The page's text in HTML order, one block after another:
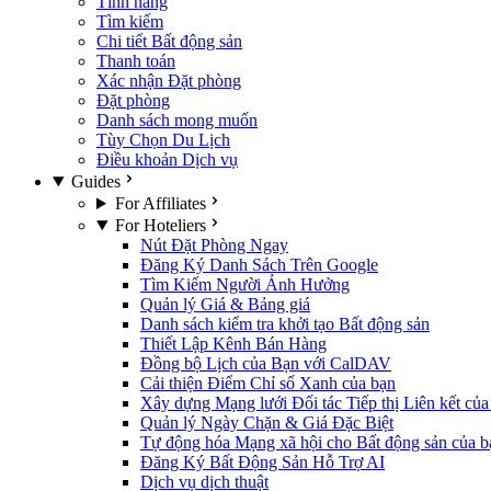
Tìm kiếm
Chi tiết Bất động sản
Thanh toán
Xác nhận Đặt phòng
Đặt phòng
Danh sách mong muốn
Tùy Chọn Du Lịch
Điều khoản Dịch vụ
Guides
For Affiliates
For Hoteliers
Nút Đặt Phòng Ngay
Đăng Ký Danh Sách Trên Google
Tìm Kiếm Người Ảnh Hưởng
Quản lý Giá & Bảng giá
Danh sách kiểm tra khởi tạo Bất động sản
Thiết Lập Kênh Bán Hàng
Đồng bộ Lịch của Bạn với CalDAV
Cải thiện Điểm Chỉ số Xanh của bạn
Xây dựng Mạng lưới Đối tác Tiếp thị Liên kết của
Quản lý Ngày Chặn & Giá Đặc Biệt
Tự động hóa Mạng xã hội cho Bất động sản của
Đăng Ký Bất Động Sản Hỗ Trợ AI
Dịch vụ dịch thuật